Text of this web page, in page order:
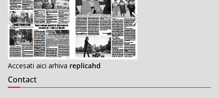
Accesati aici arhiva replicahd
Contact